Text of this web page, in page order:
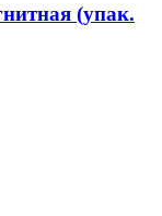
(упак.